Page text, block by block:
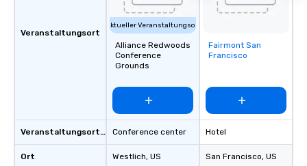
Veranstaltungsort
Veranstaltungsortstyp
Ort
Aktueller Veranstaltungsort
Alliance Redwoods
Conference
Grounds
Conference center
Westlich, US
Removed from
favorites
Fairmont San
Francisco
Hotel
San Francisco, US